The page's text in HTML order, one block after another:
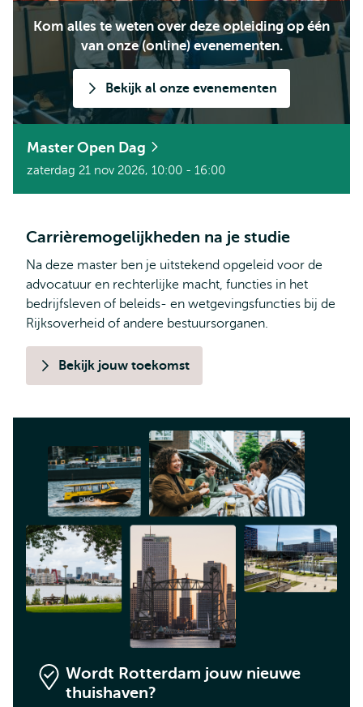
Kom alles te weten over deze opleiding op één
van onze (online) evenementen.
Bekijk al onze evenementen
Master Open Dag
zaterdag 21 nov 2026, 10:00 - 16:00
Carrièremogelijkheden na je studie
Na deze master ben je uitstekend opgeleid voor de
advocatuur en rechterlijke macht, functies in het
bedrijfsleven of beleids- en wetgevingsfuncties bij de
Rijksoverheid of andere bestuursorganen.
Bekijk jouw toekomst
Wordt Rotterdam jouw nieuwe
thuishaven?